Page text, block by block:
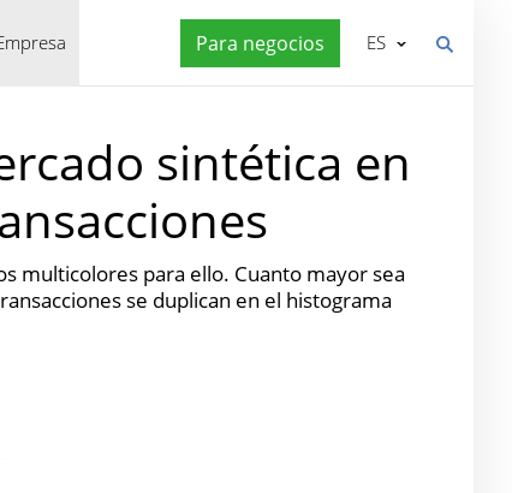
Para negocios ES
sintética en
multicolores para ello. Cuanto mayor sea
se duplican en el histograma